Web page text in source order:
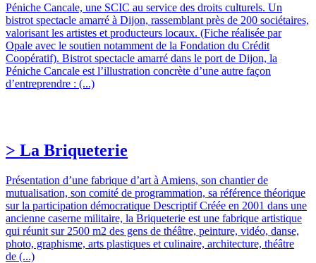
Péniche Cancale, une SCIC au service des droits culturels. Un
bistrot spectacle amarré à Dijon, rassemblant près de 200 sociétaires,
valorisant les artistes et producteurs locaux. (Fiche réalisée par
Opale avec le soutien notamment de la Fondation du Crédit
Coopératif). Bistrot spectacle amarré dans le port de Dijon, la
Péniche Cancale est l’illustration concrète d’une autre façon
d’entreprendre : (...)
> La Briqueterie
Présentation d’une fabrique d’art à Amiens, son chantier de
mutualisation, son comité de programmation, sa référence théorique
sur la participation démocratique Descriptif Créée en 2001 dans une
ancienne caserne militaire, la Briqueterie est une fabrique artistique
qui réunit sur 2500 m2 des gens de théâtre, peinture, vidéo, danse,
photo, graphisme, arts plastiques et culinaire, architecture, théâtre
de (...)